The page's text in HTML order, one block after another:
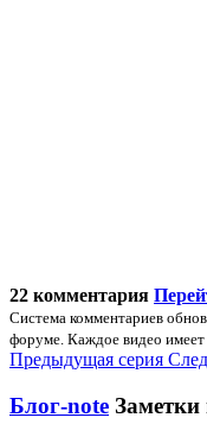
22 комментария
Система комментариев
форуме. Каждое видео
Предыдущая серия
Блог-note